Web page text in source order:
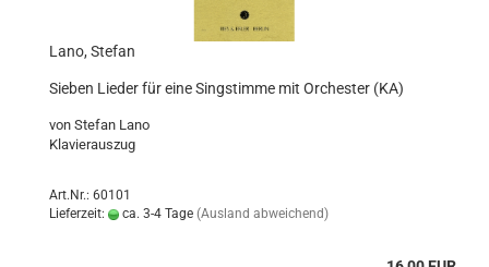
Lano, Stefan
Sieben Lieder für eine Singstimme mit Orchester (KA)
von Stefan Lano
Klavierauszug
Art.Nr.: 60101
Lieferzeit:
ca. 3-4 Tage (Ausland abweichend)